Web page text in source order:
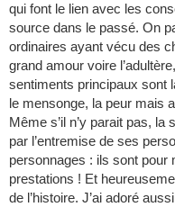
qui font le lien avec les
source dans le passé. On
ordinaires ayant vécu des
grand amour voire
sentiments principaux sont
le mensonge, la peur mais
Même s’il n’y parait pas, la
par l’entremise de ses
personnages : ils sont pour
prestations ! Et
de l’histoire. J’ai adoré